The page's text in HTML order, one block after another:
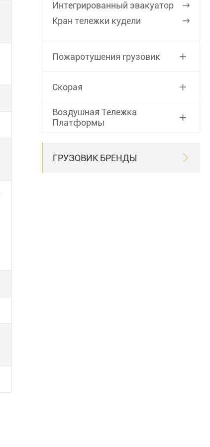
Интегрированный эвакуатор 
Кран тележки кудели 
Пожаротушения грузовик 
Скорая 
Воздушная Тележка
Платформы

ГРУЗОВИК БРЕНДЫ 